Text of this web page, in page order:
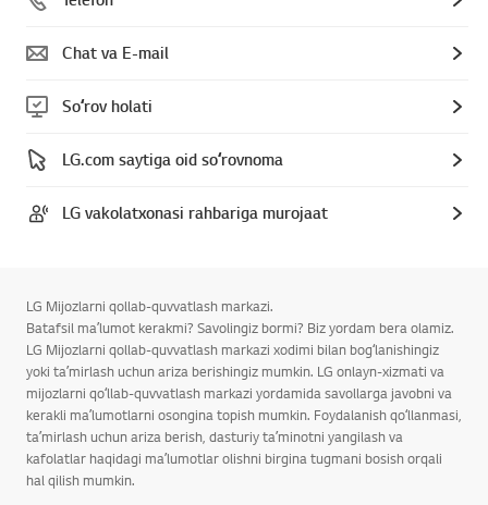
Chat va E-mail
Soʻrov holati
LG.com saytiga oid soʻrovnoma
LG vakolatxonasi rahbariga murojaat
LG Mijozlarni qollab-quvvatlash markazi.
Batafsil maʼlumot kerakmi? Savolingiz bormi? Biz yordam bera olamiz.
LG Mijozlarni qollab-quvvatlash markazi xodimi bilan bogʻlanishingiz
yoki taʼmirlash uchun ariza berishingiz mumkin. LG onlayn-xizmati va
mijozlarni qoʻllab-quvvatlash markazi yordamida savollarga javobni va
kerakli maʼlumotlarni osongina topish mumkin. Foydalanish qoʻllanmasi,
taʼmirlash uchun ariza berish, dasturiy taʼminotni yangilash va
kafolatlar haqidagi maʼlumotlar olishni birgina tugmani bosish orqali
hal qilish mumkin.